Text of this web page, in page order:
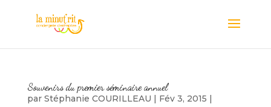
Souvenirs du premier séminaire annuel
par Stéphanie COURILLEAU | Fév 3, 2015 |